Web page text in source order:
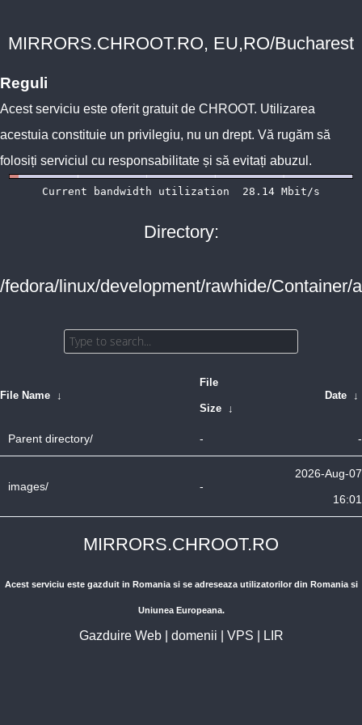
MIRRORS.CHROOT.RO, EU,RO/Bucharest
Reguli
Acest serviciu este oferit gratuit de CHROOT. Utilizarea
acestuia constituie un privilegiu, nu un drept. Vă rugăm să
folosiți serviciul cu responsabilitate și să evitați abuzul.
Directory:
/fedora/linux/development/rawhide/Container/
File Name ↓
File
Size ↓
Date ↓
Parent directory/ - -
images/ -
2026-Aug-07
16:01
MIRRORS.CHROOT.RO
Acest serviciu este gazduit in Romania si se adreseaza utilizatorilor din Romania si
Uniunea Europeana.
Gazduire Web| domenii VPS LIR